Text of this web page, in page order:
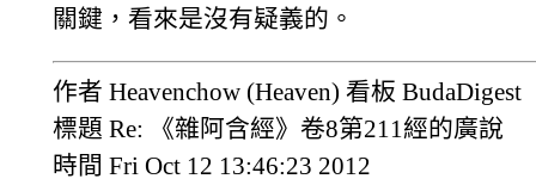
關鍵，看來是沒有疑義的。
作者 Heavenchow (Heaven) 看板 BudaDigest
標題 Re: 《雜阿含經》卷8第211經的廣說
時間 Fri Oct 12 13:46:23 2012